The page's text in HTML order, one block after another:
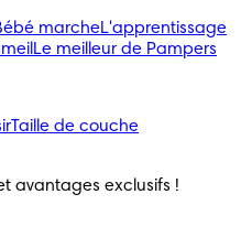
marcheL'apprentissage
Le meilleur de Pampers
Taille de couche
avantages exclusifs !